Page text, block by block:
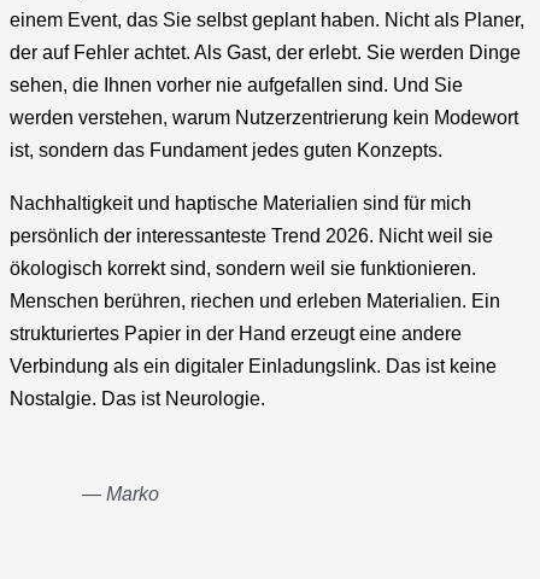
einem Event, das Sie selbst geplant haben. Nicht als Planer,
der auf Fehler achtet. Als Gast, der erlebt. Sie werden Dinge
sehen, die Ihnen vorher nie aufgefallen sind. Und Sie
werden verstehen, warum Nutzerzentrierung kein Modewort
ist, sondern das Fundament jedes guten Konzepts.
Nachhaltigkeit und haptische Materialien sind für mich
persönlich der interessanteste Trend 2026. Nicht weil sie
ökologisch korrekt sind, sondern weil sie funktionieren.
Menschen berühren, riechen und erleben Materialien. Ein
strukturiertes Papier in der Hand erzeugt eine andere
Verbindung als ein digitaler Einladungslink. Das ist keine
Nostalgie. Das ist Neurologie.
— Marko